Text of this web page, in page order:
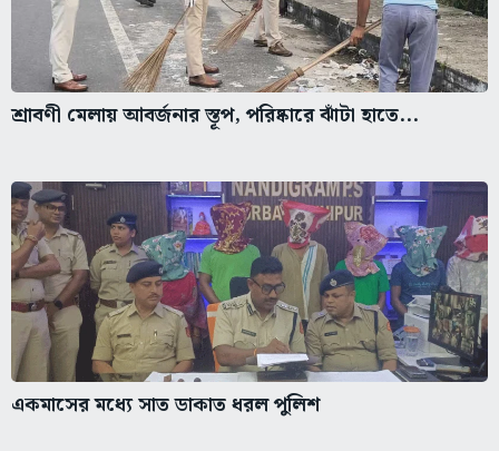
শ্রাবণী মেলায় আবর্জনার স্তূপ, পরিষ্কারে ঝাঁটা হাতে...
একমাসের মধ্যে সাত ডাকাত ধরল পুলিশ